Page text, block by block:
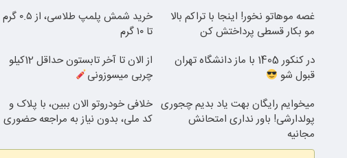
غصه موهاتو نخور! اینجا با تراکم بالا
مو بکار قسطی پرداختش کن
خرید شمش پلمپ طلاسی، از ۰.۵ گرم
تا ۱۰ گرم
در کنکور 1405 با ماز دانشگاه تهران
قبول شو
از الان تا آخر تابستون حداقل 12کیلو
چربی میسوزونی
میخوایم رایگان بهت یاد بدیم چجوری
پولدارشی! باور نداری امتحانش
مجانیه
خلافی خودروتو الان ببین، با پلاک و
کد ملی، بدون نیاز به مراجعه حضوری